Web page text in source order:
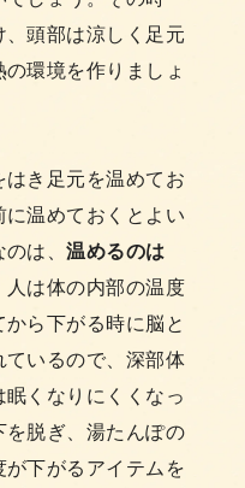
頭部は涼しく足元
環境を作りましょ
き足元を温めてお
温めておくとよい
のは、温めるのは
人は体の内部の温度
から下がる時に脳と
いるので、深部体
くなりにくくなっ
脱ぎ、湯たんぽの
下がるアイテムを